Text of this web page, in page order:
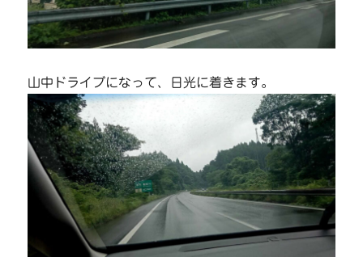
山中ドライブになって、日光に着きます。